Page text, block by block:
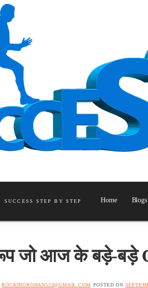
SUCCESS STEP BY STEP Home Blogs
रूप जो आज के बड़े-बड़े
ROCKINGROHAN523@GMAIL.COM POSTED ON